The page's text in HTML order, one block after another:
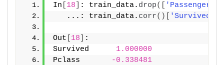
In 18 : train_data. drop([
'PassengerId'
   ...: train_data.
corr()[ 'Survived'
Out 18
:
Survived 1.000000
Pclass
-0.338481